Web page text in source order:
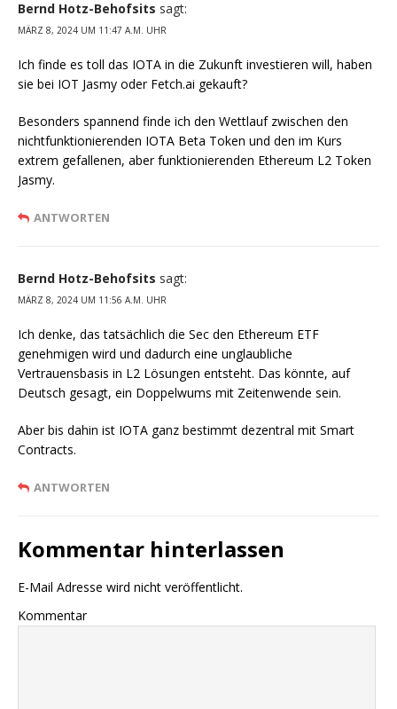
Bernd Hotz-Behofsits sagt:
MÄRZ 8, 2024 UM 11:47 A.M. UHR
Ich finde es toll das IOTA in die Zukunft investieren will, haben
sie bei IOT Jasmy oder Fetch.ai gekauft?
Besonders spannend finde ich den Wettlauf zwischen den
nichtfunktionierenden IOTA Beta Token und den im Kurs
extrem gefallenen, aber funktionierenden Ethereum L2 Token
Jasmy.
ANTWORTEN
Bernd Hotz-Behofsits sagt:
MÄRZ 8, 2024 UM 11:56 A.M. UHR
Ich denke, das tatsächlich die Sec den Ethereum ETF
genehmigen wird und dadurch eine unglaubliche
Vertrauensbasis in L2 Lösungen entsteht. Das könnte, auf
Deutsch gesagt, ein Doppelwums mit Zeitenwende sein.
Aber bis dahin ist IOTA ganz bestimmt dezentral mit Smart
Contracts.
ANTWORTEN
Kommentar hinterlassen
E-Mail Adresse wird nicht veröffentlicht.
Kommentar